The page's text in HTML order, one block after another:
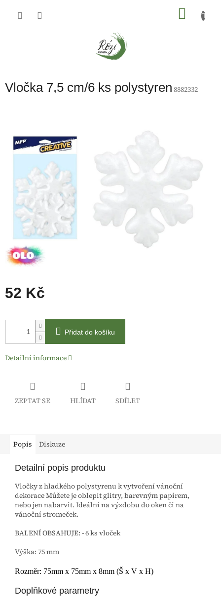
Vločka 7,5 cm/6 ks polystyren 8882332
52 Kč
cena:
Přidat do košíku
Detailní informace
ZEPTAT SE HLÍDAT SDÍLET
Popis Diskuze
Detailní popis produktu
Vločky z hladkého polystyrenu k vytvoření vánoční
dekorace Můžete je oblepit glitry, barevným papírem,
nebo jen nabarvit. Ideální na výzdobu do oken či na
vánoční stromeček.
BALENÍ OBSAHUJE: - 6 ks vloček
Výška: 75 mm
Rozměr: 75mm x 75mm x 8mm (Š x V x H)
Doplňkové parametry